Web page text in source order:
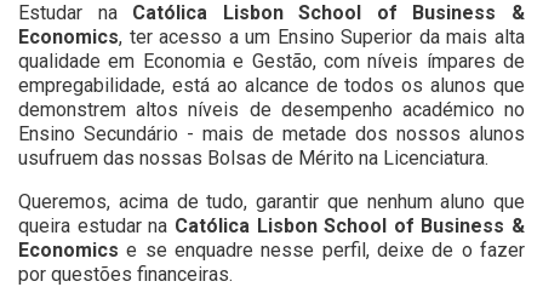
Estudar na Católica Lisbon School of Business &
Economics, ter acesso a um Ensino Superior da mais alta
qualidade em Economia e Gestão, com níveis ímpares de
empregabilidade, está ao alcance de todos os alunos que
demonstrem altos níveis de desempenho académico no
Ensino Secundário - mais de metade dos nossos alunos
usufruem das nossas Bolsas de Mérito na Licenciatura.
Queremos, acima de tudo, garantir que nenhum aluno que
queira estudar na Católica Lisbon School of Business &
Economics e se enquadre nesse perfil, deixe de o fazer
por questões financeiras.